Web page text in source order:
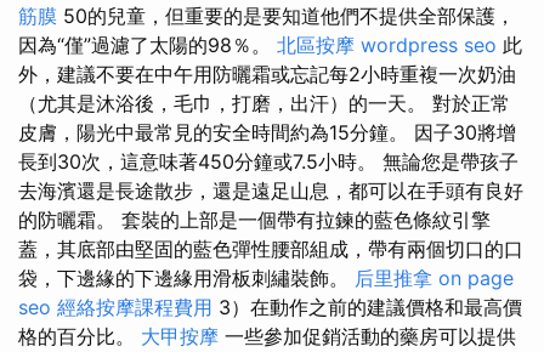
筋膜 50的兒童，但重要的是要知道他們不提供全部保護，
因為“僅”過濾了太陽的98％。 北區按摩 wordpress seo 此
外，建議不要在中午用防曬霜或忘記每2小時重複一次奶油
（尤其是沐浴後，毛巾，打磨，出汗）的一天。 對於正常
皮膚，陽光中最常見的安全時間約為15分鐘。 因子30將增
長到30次，這意味著450分鐘或7.5小時。 無論您是帶孩子
去海濱還是長途散步，還是遠足山息，都可以在手頭有良好
的防曬霜。 套裝的上部是一個帶有拉鍊的藍色條紋引擎
蓋，其底部由堅固的藍色彈性腰部組成，帶有兩個切口的口
袋，下邊緣的下邊緣用滑板刺繡裝飾。 后里推拿 on page
seo 經絡按摩課程費用 3）在動作之前的建議價格和最高價
格的百分比。 大甲按摩 一些參加促銷活動的藥房可以提供